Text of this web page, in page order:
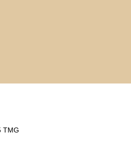
TMG